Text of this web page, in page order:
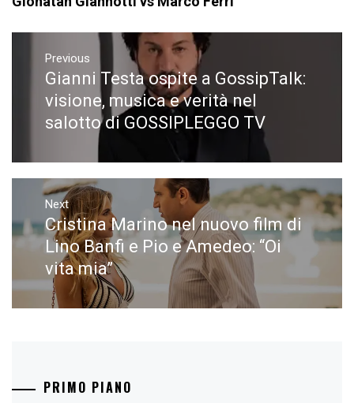
Navigazione
articoli
Previous
Previous
post:
Gianni Testa ospite a GossipTalk:
visione, musica e verità nel
salotto di GOSSIPLEGGO TV
Next
Next
post:
Cristina Marino nel nuovo film di
Lino Banfi e Pio e Amedeo: “Oi
vita mia”
PRIMO PIANO